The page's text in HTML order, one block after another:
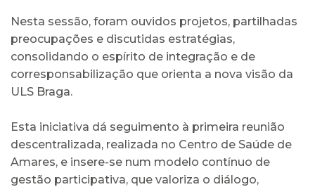
Nesta sessão, foram ouvidos projetos, partilhadas
preocupações e discutidas estratégias,
consolidando o espírito de integração e de
corresponsabilização que orienta a nova visão da
ULS Braga.
Esta iniciativa dá seguimento à primeira reunião
descentralizada, realizada no Centro de Saúde de
Amares, e insere-se num modelo contínuo de
gestão participativa, que valoriza o diálogo,